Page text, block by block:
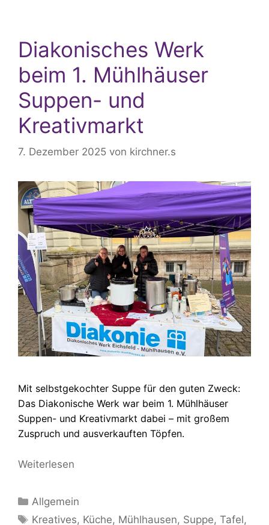
Diakonisches Werk
beim 1. Mühlhäuser
Suppen- und
Kreativmarkt
7. Dezember 2025 von kirchner.s
Mit selbstgekochter Suppe für den guten Zweck:
Das Diakonische Werk war beim 1. Mühlhäuser
Suppen- und Kreativmarkt dabei – mit großem
Zuspruch und ausverkauften Töpfen.
Weiterlesen
Kategorien
Allgemein
Schlagwörter
Kreatives, Küche, Mühlhausen, Suppe,Tafel,